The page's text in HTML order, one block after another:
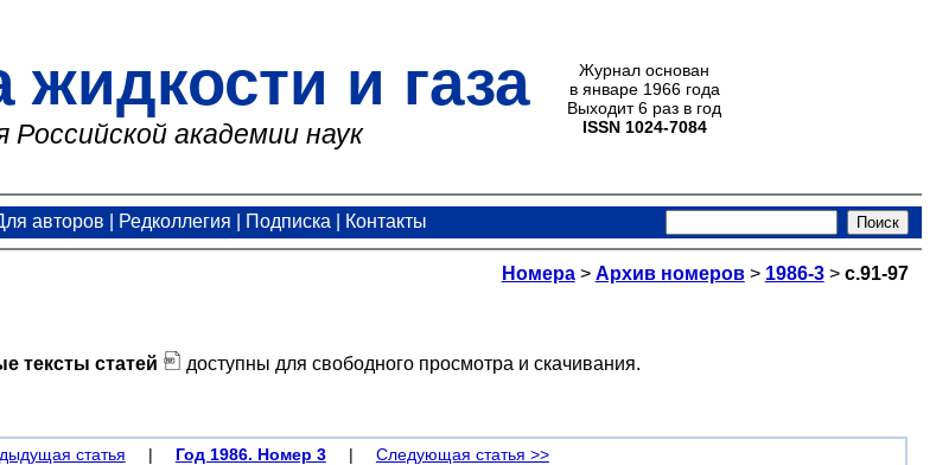
жидкости и газа
Российской академии наук
Журнал основан
в январе 1966 года
Выходит 6 раз в год
ISSN 1024-7084
авторов Редколлегия Подписка Контакты
Номера> Архив номеров> 1986-3> с.91-97
тексты статей
доступны для свободного просмотра и скачивания.
статья | Год 1986. Номер 3 | Следующая статья >>